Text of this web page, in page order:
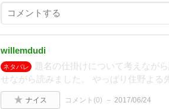
willemdudi
ネタバレ
題名の仕掛けについて考えなが
せながら読みました。 やっぱり住野よる
ナイス コメント(0) 2017/06/24